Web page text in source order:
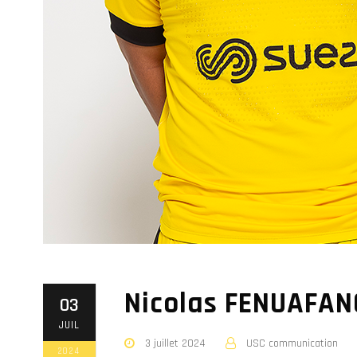
03
JUIL
2024
Nicolas
3 juillet 2024 USC communication